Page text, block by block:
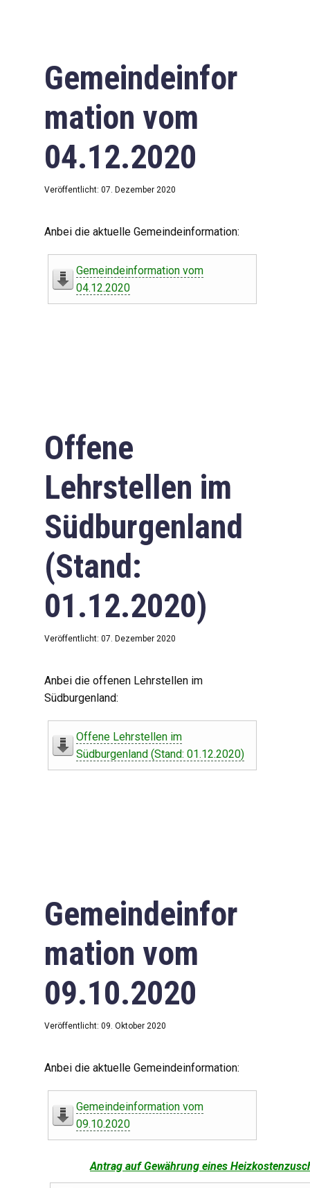
Gemeindeinfor
mation vom
04.12.2020
Veröffentlicht: 07. Dezember 2020
Anbei die aktuelle Gemeindeinformation:
Gemeindeinformation vom
04.12.2020
Offene
Lehrstellen im
Südburgenland
(Stand:
01.12.2020)
Veröffentlicht: 07. Dezember 2020
Anbei die offenen Lehrstellen im
Südburgenland:
Offene Lehrstellen im
Südburgenland (Stand: 01.12.2020)
Gemeindeinfor
mation vom
09.10.2020
Veröffentlicht: 09. Oktober 2020
Anbei die aktuelle Gemeindeinformation:
Gemeindeinformation vom
09.10.2020
Antrag auf Gewährung eines